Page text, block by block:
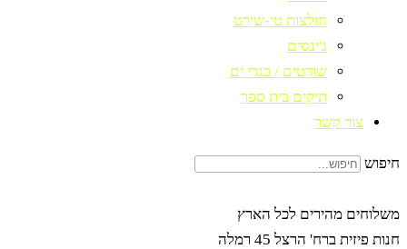
חולצות טי-שירט
ג'ינסים
שורטים / בגדי ים
תיקים בית ספר
צור קשר
חיפוש
משלוחים מהירים לכל הארץ
חנות פיזית ברח' הרצל 45 רמלה